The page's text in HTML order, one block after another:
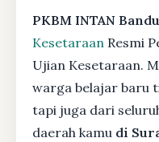
PKBM INTAN
Kesetaraan Resmi
Ujian Kesetaraan.
warga belajar baru
tapi juga dari
daerah kamu di